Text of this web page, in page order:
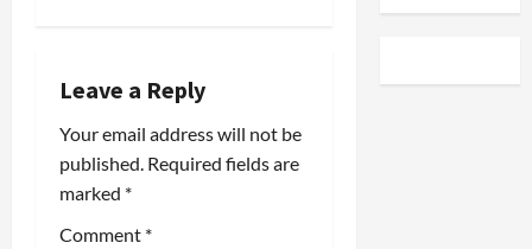
v
i
g
a
Leave a Reply
Your email address will not be
published. Required fields are
marked *
Comment *